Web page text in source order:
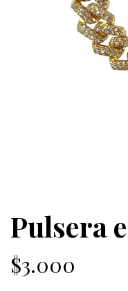
Pulsera
$3.000